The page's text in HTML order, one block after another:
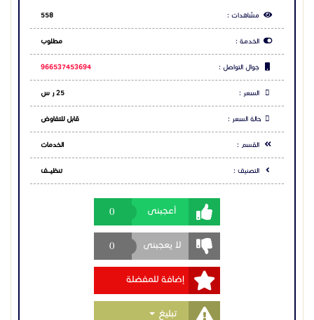
مشاهدات : 558
الخدمة : مطلوب
جوال التواصل : 966537453694
السعر : 25 ر س
حالة السعر : قابل للتفاوض
القسم : الخدمات
التصنيف : تنظيــــف
أعجبنى 0
لا يعجبنى 0
إضافة للمفضلة
تبليغ Toggle Dropdown